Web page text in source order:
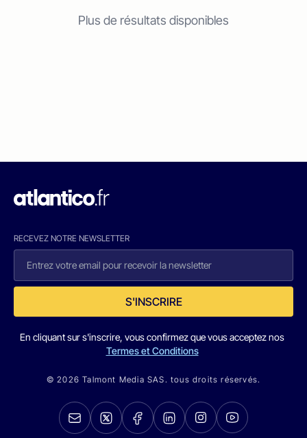
Plus de résultats disponibles
RECEVEZ NOTRE NEWSLETTER
S'INSCRIRE
En cliquant sur s'inscrire, vous confirmez que vous acceptez nos
Termes et Conditions
© 2026 Talmont Media SAS. tous droits réservés.